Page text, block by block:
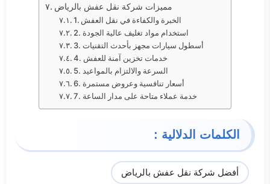
مميزات شركة نقل عفش بالرياض
1. الخبرة والكفاءة في نقل العفش
2. استخدام مواد تغليف عالية الجودة
3. أسطول سيارات مجهز بأحدث التقنيات
4. خدمات تخزين آمنة للعفش
5. السرعة والالتزام بالمواعيد
6. أسعار تنافسية وعروض مستمرة
7. خدمة عملاء متاحة على مدار الساعة
الكلمات الدلالية :
أفضل شركة نقل عفش بالرياض